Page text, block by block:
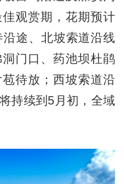
观赏期，花期预计
途、北坡索道沿线
门口、药池坝杜鹃
待放；西坡索道沿
持续到5月初，全域